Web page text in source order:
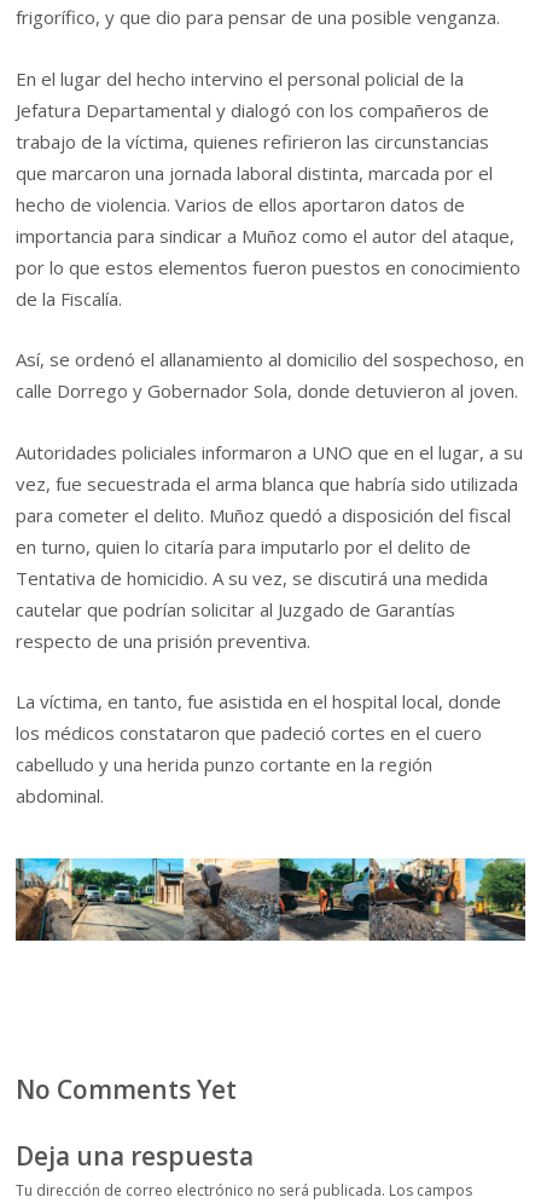
frigorífico, y que dio para pensar de una posible venganza.
En el lugar del hecho intervino el personal policial de la
Jefatura Departamental y dialogó con los compañeros de
trabajo de la víctima, quienes refirieron las circunstancias
que marcaron una jornada laboral distinta, marcada por el
hecho de violencia. Varios de ellos aportaron datos de
importancia para sindicar a Muñoz como el autor del ataque,
por lo que estos elementos fueron puestos en conocimiento
de la Fiscalía.
Así, se ordenó el allanamiento al domicilio del sospechoso, en
calle Dorrego y Gobernador Sola, donde detuvieron al joven.
Autoridades policiales informaron a UNO que en el lugar, a su
vez, fue secuestrada el arma blanca que habría sido utilizada
para cometer el delito. Muñoz quedó a disposición del fiscal
en turno, quien lo citaría para imputarlo por el delito de
Tentativa de homicidio. A su vez, se discutirá una medida
cautelar que podrían solicitar al Juzgado de Garantías
respecto de una prisión preventiva.
La víctima, en tanto, fue asistida en el hospital local, donde
los médicos constataron que padeció cortes en el cuero
cabelludo y una herida punzo cortante en la región
abdominal.
No Comments Yet
Deja una respuesta
Tu dirección de correo electrónico no será publicada. Los campos